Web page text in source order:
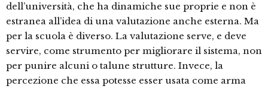
dell’università, che ha dinamiche sue proprie e non è
estranea all’idea di una valutazione anche esterna. Ma
per la scuola è diverso. La valutazione serve, e deve
servire, come strumento per migliorare il sistema, non
per punire alcuni o talune strutture. Invece, la
percezione che essa potesse esser usata come arma